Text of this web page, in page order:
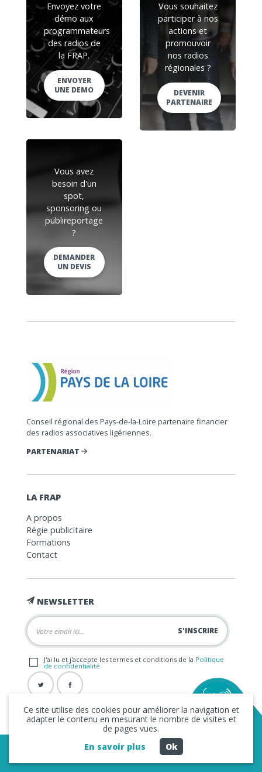
Envoyez votre
démo aux
programmateurs
des radios de
la FRAP.
ENVOYER
UNE DEMO
Vous souhaitez
participer à nos
actions et
promouvoir
nos radios
régionales ?
DEVENIR
PARTENAIRE
Vous avez
besoin d'un
spot,
sponsoring ou
publireportage
?
DEMANDER
UN DEVIS
Conseil régional des Pays-de-la-Loire partenaire financier
des radios associatives ligériennes.
PARTENARIAT
LA FRAP
A propos
Régie publicitaire
Formations
Contact
NEWSLETTER
J'ai lu et j'accepte les termes et conditions de la Politique
de confidentialité
Copyright © 2026 La FRAP -Mentions légales
Business to Web
Ce site utilise des cookies pour améliorer la navigation et
adapter le contenu en mesurant le nombre de visites et
de pages vues.
En savoir plus
Ok